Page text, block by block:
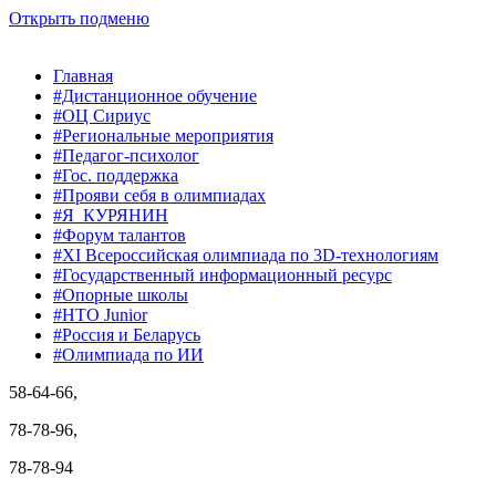
Открыть подменю
Главная
#Дистанционное обучение
#ОЦ Сириус
#Региональные мероприятия
#Педагог-психолог
#Гос. поддержка
#Прояви себя в олимпиадах
#Я_КУРЯНИН
#Форум талантов
#XI Всероссийская олимпиада по 3D-технологиям
#Государственный информационный ресурс
#Опорные школы
#НТО Junior
#Россия и Беларусь
#Олимпиада по ИИ
58-64-66,
78-78-96,
78-78-94